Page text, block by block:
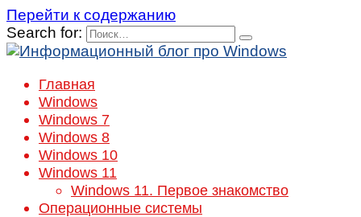
Перейти к содержанию
Search for:
Главная
Windows
Windows 7
Windows 8
Windows 10
Windows 11
Windows 11. Первое знакомство
Операционные системы